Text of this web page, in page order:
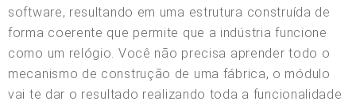
software, resultando em uma estrutura construída de
forma coerente que permite que a indústria funcione
como um relógio. Você não precisa aprender todo o
mecanismo de construção de uma fábrica, o módulo
vai te dar o resultado realizando toda a funcionalidade